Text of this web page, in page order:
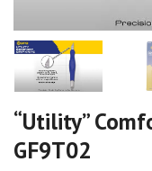
“Utility”
GF9T02